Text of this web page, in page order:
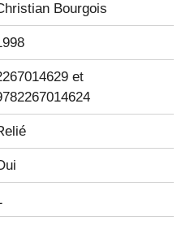
Bourgois
et